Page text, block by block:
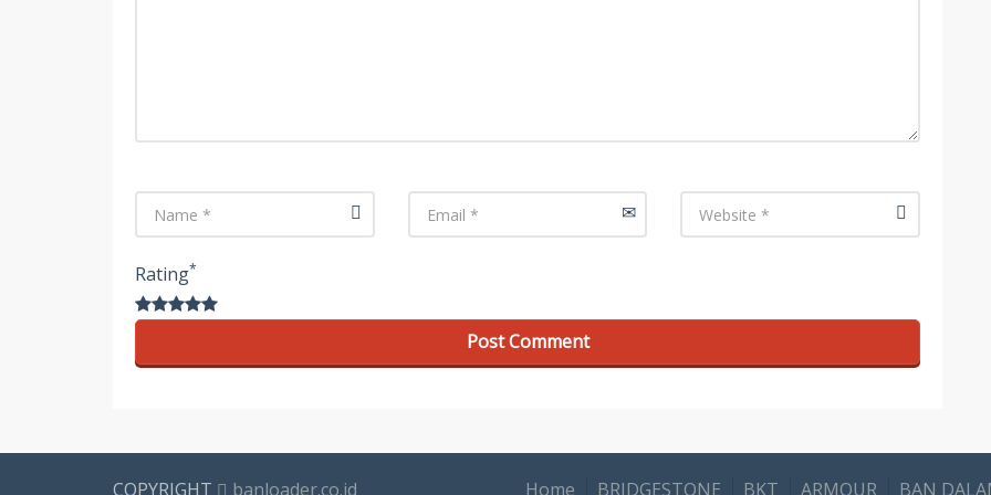
Name Email URL
Rating*
COPYRIGHT banloader.co.id Home BRIDGESTONE BKT ARMOUR BAN